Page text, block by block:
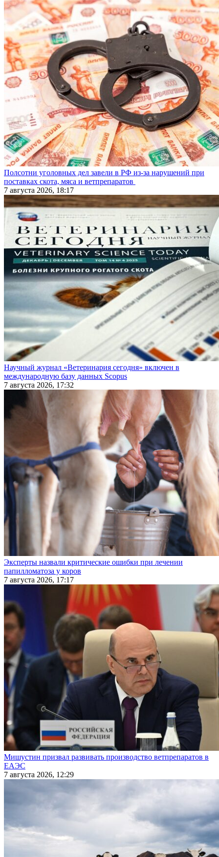
Полсотни уголовных дел завели в РФ из-за нарушений при
поставках скота, мяса и ветпрепаратов
7 августа 2026, 18:17
Научный журнал «Ветеринария сегодня» включен в
международную базу данных Scopus
7 августа 2026, 17:32
Эксперты назвали критические ошибки при лечении
папилломатоза у коров
7 августа 2026, 17:17
Мишустин призвал развивать производство ветпрепаратов в
ЕАЭС
7 августа 2026, 12:29